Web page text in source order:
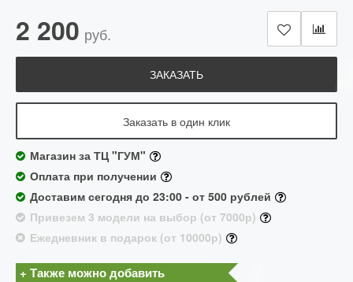
2 200 руб.
ЗАКАЗАТЬ
Заказать в один клик
Магазин за ТЦ "ГУМ"
Оплата при получении
Доставим сегодня до 23:00 - от 500 рублей
Привезем 3 модели на выбор (от 7000р)
Ежедневник в подарок (от 10000р)
+ Также можно добавить